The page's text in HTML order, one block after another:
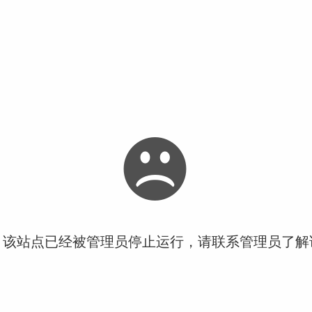
站点已经被管理员停止运行，请联系管理员了